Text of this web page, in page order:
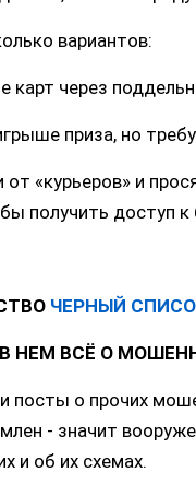
вариантов:
карт через
приза, но
от «курьеров» и
получить доступ
ЧЕРНЫЙ
НЕМ ВСЁ О
посты о прочих
- значит
и об их схемах.